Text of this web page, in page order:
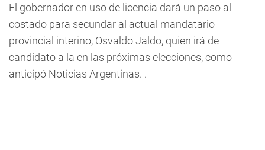
El gobernador en uso de licencia dará un paso al
costado para secundar al actual mandatario
provincial interino, Osvaldo Jaldo, quien irá de
candidato a la en las próximas elecciones, como
anticipó Noticias Argentinas. .